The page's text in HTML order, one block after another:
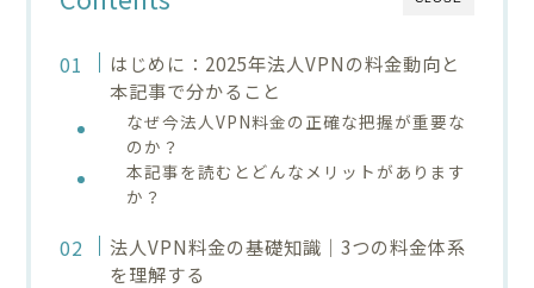
はじめに：2025年法人VPNの料金動向と
本記事で分かること
なぜ今法人VPN料金の正確な把握が重要な
のか？
本記事を読むとどんなメリットがあります
か？
法人VPN料金の基礎知識｜3つの料金体系
を理解する